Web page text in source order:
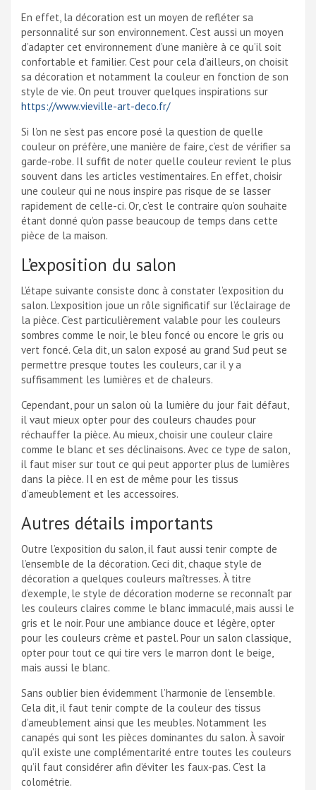
En effet, la décoration est un moyen de refléter sa
personnalité sur son environnement. C’est aussi un moyen
d’adapter cet environnement d’une manière à ce qu’il soit
confortable et familier. C’est pour cela d’ailleurs, on choisit
sa décoration et notamment la couleur en fonction de son
style de vie. On peut trouver quelques inspirations sur
https://www.vieville-art-deco.fr/
Si l’on ne s’est pas encore posé la question de quelle
couleur on préfère, une manière de faire, c’est de vérifier sa
garde-robe. Il suffit de noter quelle couleur revient le plus
souvent dans les articles vestimentaires. En effet, choisir
une couleur qui ne nous inspire pas risque de se lasser
rapidement de celle-ci. Or, c’est le contraire qu’on souhaite
étant donné qu’on passe beaucoup de temps dans cette
pièce de la maison.
L’exposition du salon
L’étape suivante consiste donc à constater l’exposition du
salon. L’exposition joue un rôle significatif sur l’éclairage de
la pièce. C’est particulièrement valable pour les couleurs
sombres comme le noir, le bleu foncé ou encore le gris ou
vert foncé. Cela dit, un salon exposé au grand Sud peut se
permettre presque toutes les couleurs, car il y a
suffisamment les lumières et de chaleurs.
Cependant, pour un salon où la lumière du jour fait défaut,
il vaut mieux opter pour des couleurs chaudes pour
réchauffer la pièce. Au mieux, choisir une couleur claire
comme le blanc et ses déclinaisons. Avec ce type de salon,
il faut miser sur tout ce qui peut apporter plus de lumières
dans la pièce. Il en est de même pour les tissus
d’ameublement et les accessoires.
Autres détails importants
Outre l’exposition du salon, il faut aussi tenir compte de
l’ensemble de la décoration. Ceci dit, chaque style de
décoration a quelques couleurs maîtresses. À titre
d’exemple, le style de décoration moderne se reconnaît par
les couleurs claires comme le blanc immaculé, mais aussi le
gris et le noir. Pour une ambiance douce et légère, opter
pour les couleurs crème et pastel. Pour un salon classique,
opter pour tout ce qui tire vers le marron dont le beige,
mais aussi le blanc.
Sans oublier bien évidemment l’harmonie de l’ensemble.
Cela dit, il faut tenir compte de la couleur des tissus
d’ameublement ainsi que les meubles. Notamment les
canapés qui sont les pièces dominantes du salon. À savoir
qu’il existe une complémentarité entre toutes les couleurs
qu’il faut considérer afin d’éviter les faux-pas. C’est la
colométrie.